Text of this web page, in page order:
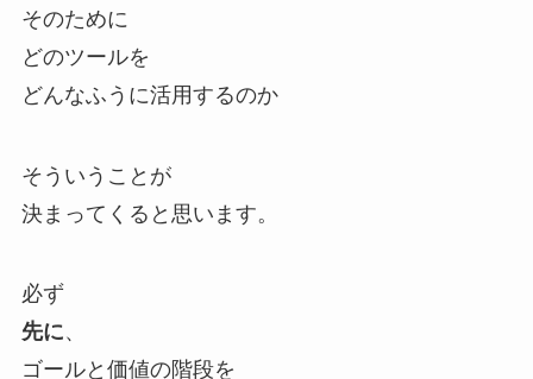
そのために
どのツールを
どんなふうに活用するのか
そういうことが
決まってくると思います。
必ず
先に、
ゴールと価値の階段を